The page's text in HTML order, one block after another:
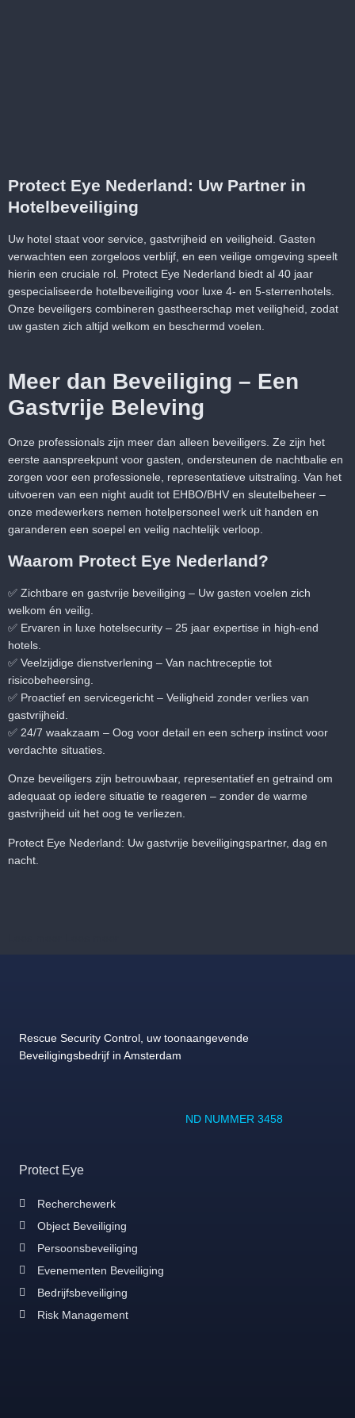
Protect Eye Nederland: Uw Partner in
Hotelbeveiliging
Uw hotel staat voor service, gastvrijheid en veiligheid. Gasten
verwachten een zorgeloos verblijf, en een veilige omgeving speelt
hierin een cruciale rol. Protect Eye Nederland biedt al 40 jaar
gespecialiseerde hotelbeveiliging voor luxe 4- en 5-sterrenhotels.
Onze beveiligers combineren gastheerschap met veiligheid, zodat
uw gasten zich altijd welkom en beschermd voelen.
Meer dan Beveiliging – Een
Gastvrije Beleving
Onze professionals zijn meer dan alleen beveiligers. Ze zijn het
eerste aanspreekpunt voor gasten, ondersteunen de nachtbalie en
zorgen voor een professionele, representatieve uitstraling. Van het
uitvoeren van een night audit tot EHBO/BHV en sleutelbeheer –
onze medewerkers nemen hotelpersoneel werk uit handen en
garanderen een soepel en veilig nachtelijk verloop.
Waarom Protect Eye Nederland?
✅ Zichtbare en gastvrije beveiliging – Uw gasten voelen zich
welkom én veilig.
✅ Ervaren in luxe hotelsecurity – 25 jaar expertise in high-end
hotels.
✅ Veelzijdige dienstverlening – Van nachtreceptie tot
risicobeheersing.
✅ Proactief en servicegericht – Veiligheid zonder verlies van
gastvrijheid.
✅ 24/7 waakzaam – Oog voor detail en een scherp instinct voor
verdachte situaties.
Onze beveiligers zijn betrouwbaar, representatief en getraind om
adequaat op iedere situatie te reageren – zonder de warme
gastvrijheid uit het oog te verliezen.
Protect Eye Nederland: Uw gastvrije beveiligingspartner, dag en
nacht.
Rescue Security Control, uw toonaangevende
Beveiligingsbedrijf in Amsterdam
ND NUMMER 3458
Protect Eye
Recherchewerk
Object Beveiliging
Persoonsbeveiliging
Evenementen Beveiliging
Bedrijfsbeveiliging
Risk Management